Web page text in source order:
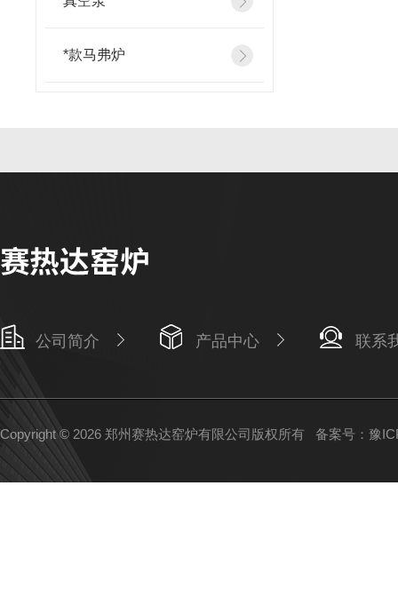
*款马弗炉
公司简介 产品中心 联系
Copyright © 2026 郑州赛热达窑炉有限公司版权所有 备案号：豫